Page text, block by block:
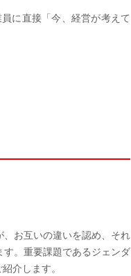
に直接「今、経営が考えて
お互いの違いを認め、それ
。重要課題であるジェンダ
介します。